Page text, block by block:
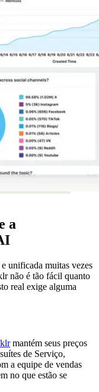
a
unificada muitas vezes
não é tão fácil quanto
real exige alguma
mantém seus preços
de Serviço,
a equipe de vendas
no que estão se